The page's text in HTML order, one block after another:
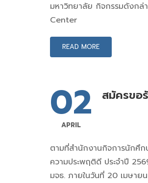
มหาวิทยาลัย กิจกรรมดังกล่า
Center
READ MORE
02
APRIL
สมัครขอ
ตามที่สำนักงานกิจการนักศึ
ความประพฤติดี ประจำปี
มจธ. ภายในวันที่ 20 เมษา